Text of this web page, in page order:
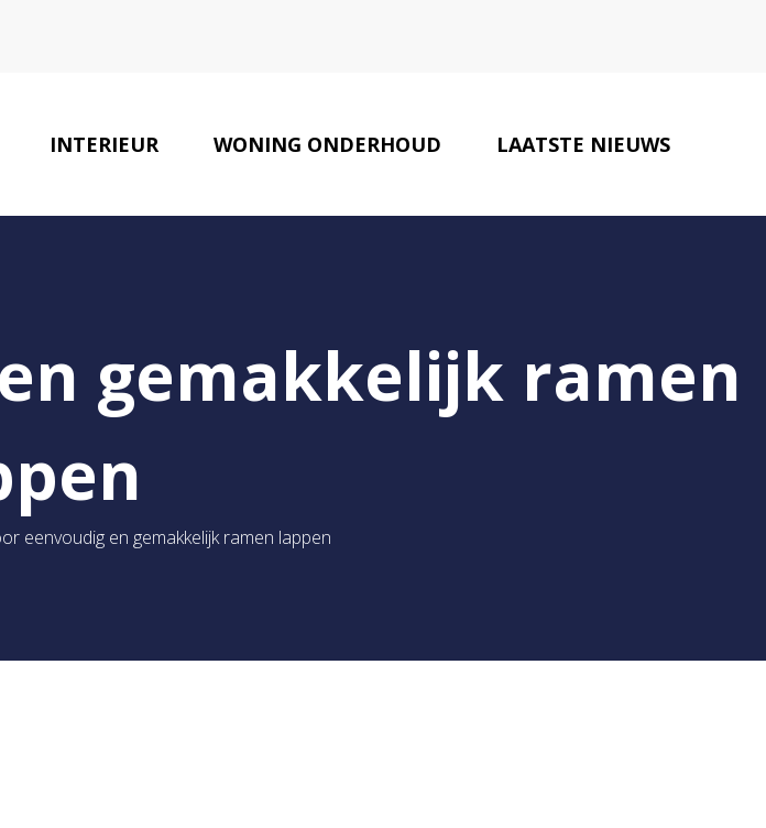
INTERIEUR WONING ONDERHOUD LAATSTE NIEUWS
gemakkelijk ramen
eenvoudig en gemakkelijk ramen lappen